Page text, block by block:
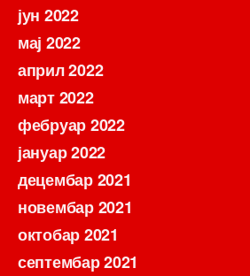
јун 2022
мај 2022
април 2022
март 2022
фебруар 2022
јануар 2022
децембар 2021
новембар 2021
октобар 2021
септембар 2021